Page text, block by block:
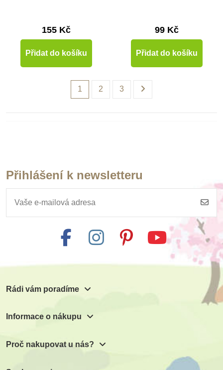
155 Kč
Přidat do košíku
99 Kč
Přidat do košíku
1 2 3
Přihlášení k newsletteru
Rádi vám poradíme
Informace o nákupu
Proč nakupovat u nás?